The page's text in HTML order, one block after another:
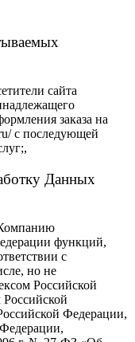
сайта
заказа на
с последующей
Данных
функций,
с
но не
Российской
Федерации,